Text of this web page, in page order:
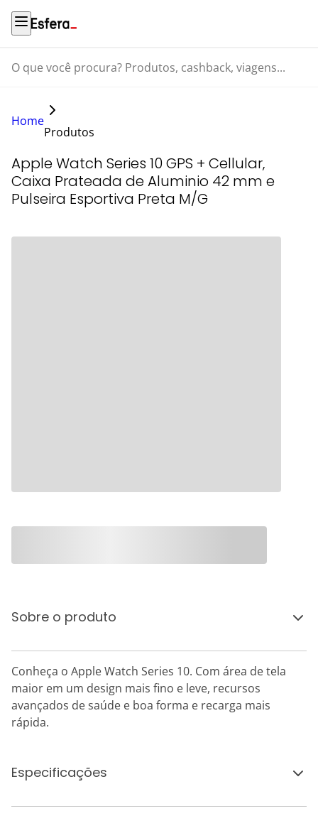
O que você procura? Produtos, cashback, viagens...
Home
Produtos
Apple Watch Series 10 GPS + Cellular,
Caixa Prateada de Aluminio 42 mm e
Pulseira Esportiva Preta M/G
Sobre o produto
Conheça o Apple Watch Series 10. Com área de tela
maior em um design mais fino e leve, recursos
avançados de saúde e boa forma e recarga mais
rápida.
Especificações